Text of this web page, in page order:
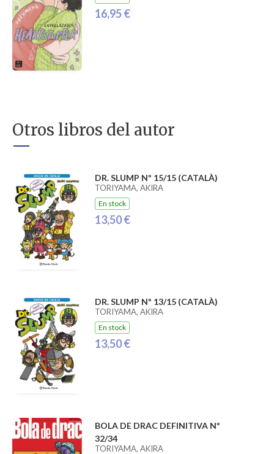
16,95 €
Otros libros del autor
DR. SLUMP Nº 15/15 (CATALÀ)
TORIYAMA, AKIRA
En stock
13,50 €
DR. SLUMP Nº 13/15 (CATALÀ)
TORIYAMA, AKIRA
En stock
13,50 €
BOLA DE DRAC DEFINITIVA Nº
32/34
TORIYAMA, AKIRA